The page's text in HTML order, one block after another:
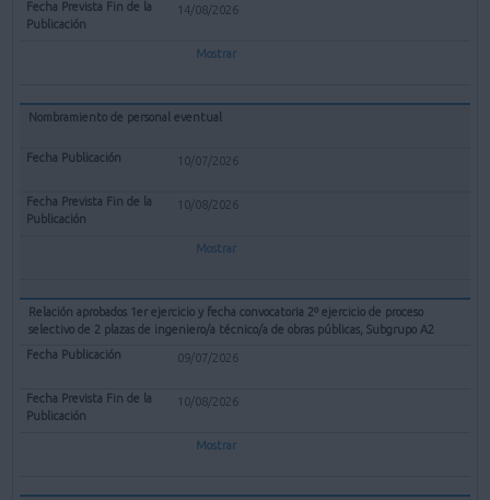
14/08/2026
Mostrar
Nombramiento de personal eventual
10/07/2026
10/08/2026
Mostrar
Relación aprobados 1er ejercicio y fecha convocatoria 2º ejercicio de proceso
selectivo de 2 plazas de ingeniero/a técnico/a de obras públicas, Subgrupo A2
09/07/2026
10/08/2026
Mostrar